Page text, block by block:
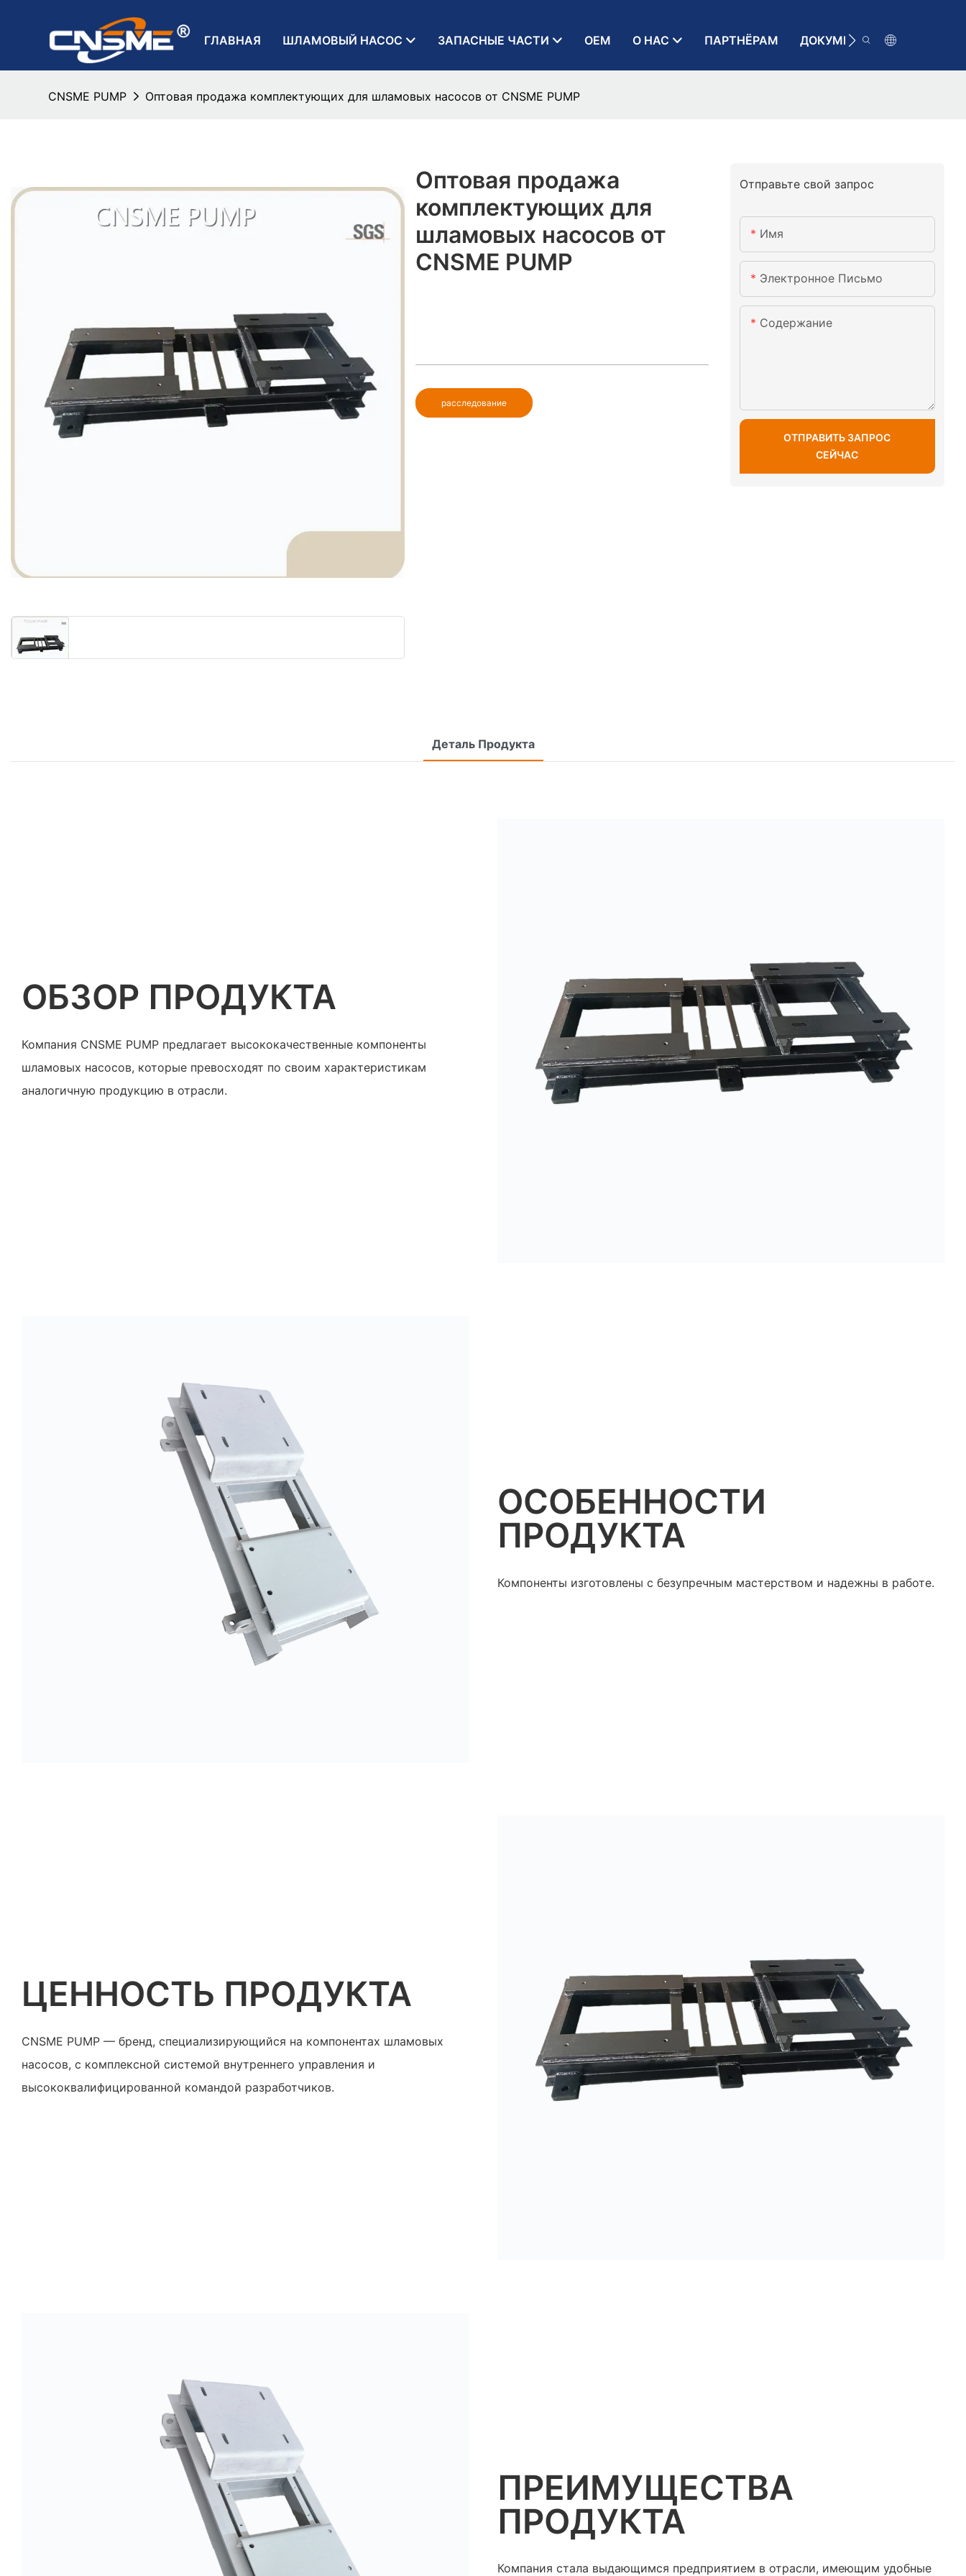
ГЛАВНАЯ ШЛАМОВЫЙ НАСОС ЗАПАСНЫЕ ЧАСТИ OEM О НАС ПАРТНЁРАМ ДОКУМЕНТАЦИЯ
CNSME PUMP Оптовая продажа комплектующих для шламовых насосов от CNSME PUMP
Оптовая продажа
комплектующих для
шламовых насосов от
CNSME PUMP
расследование
Отправьте свой запрос
Имя
Электронное Письмо
Содержание
ОТПРАВИТЬ ЗАПРОС
СЕЙЧАС
Деталь Продукта
ОБЗОР ПРОДУКТА
Компания CNSME PUMP предлагает высококачественные компоненты
шламовых насосов, которые превосходят по своим характеристикам
аналогичную продукцию в отрасли.
ОСОБЕННОСТИ
ПРОДУКТА
Компоненты изготовлены с безупречным мастерством и надежны в работе.
ЦЕННОСТЬ ПРОДУКТА
CNSME PUMP — бренд, специализирующийся на компонентах шламовых
насосов, с комплексной системой внутреннего управления и
высококвалифицированной командой разработчиков.
ПРЕИМУЩЕСТВА
ПРОДУКТА
Компания стала выдающимся предприятием в отрасли, имеющим удобные